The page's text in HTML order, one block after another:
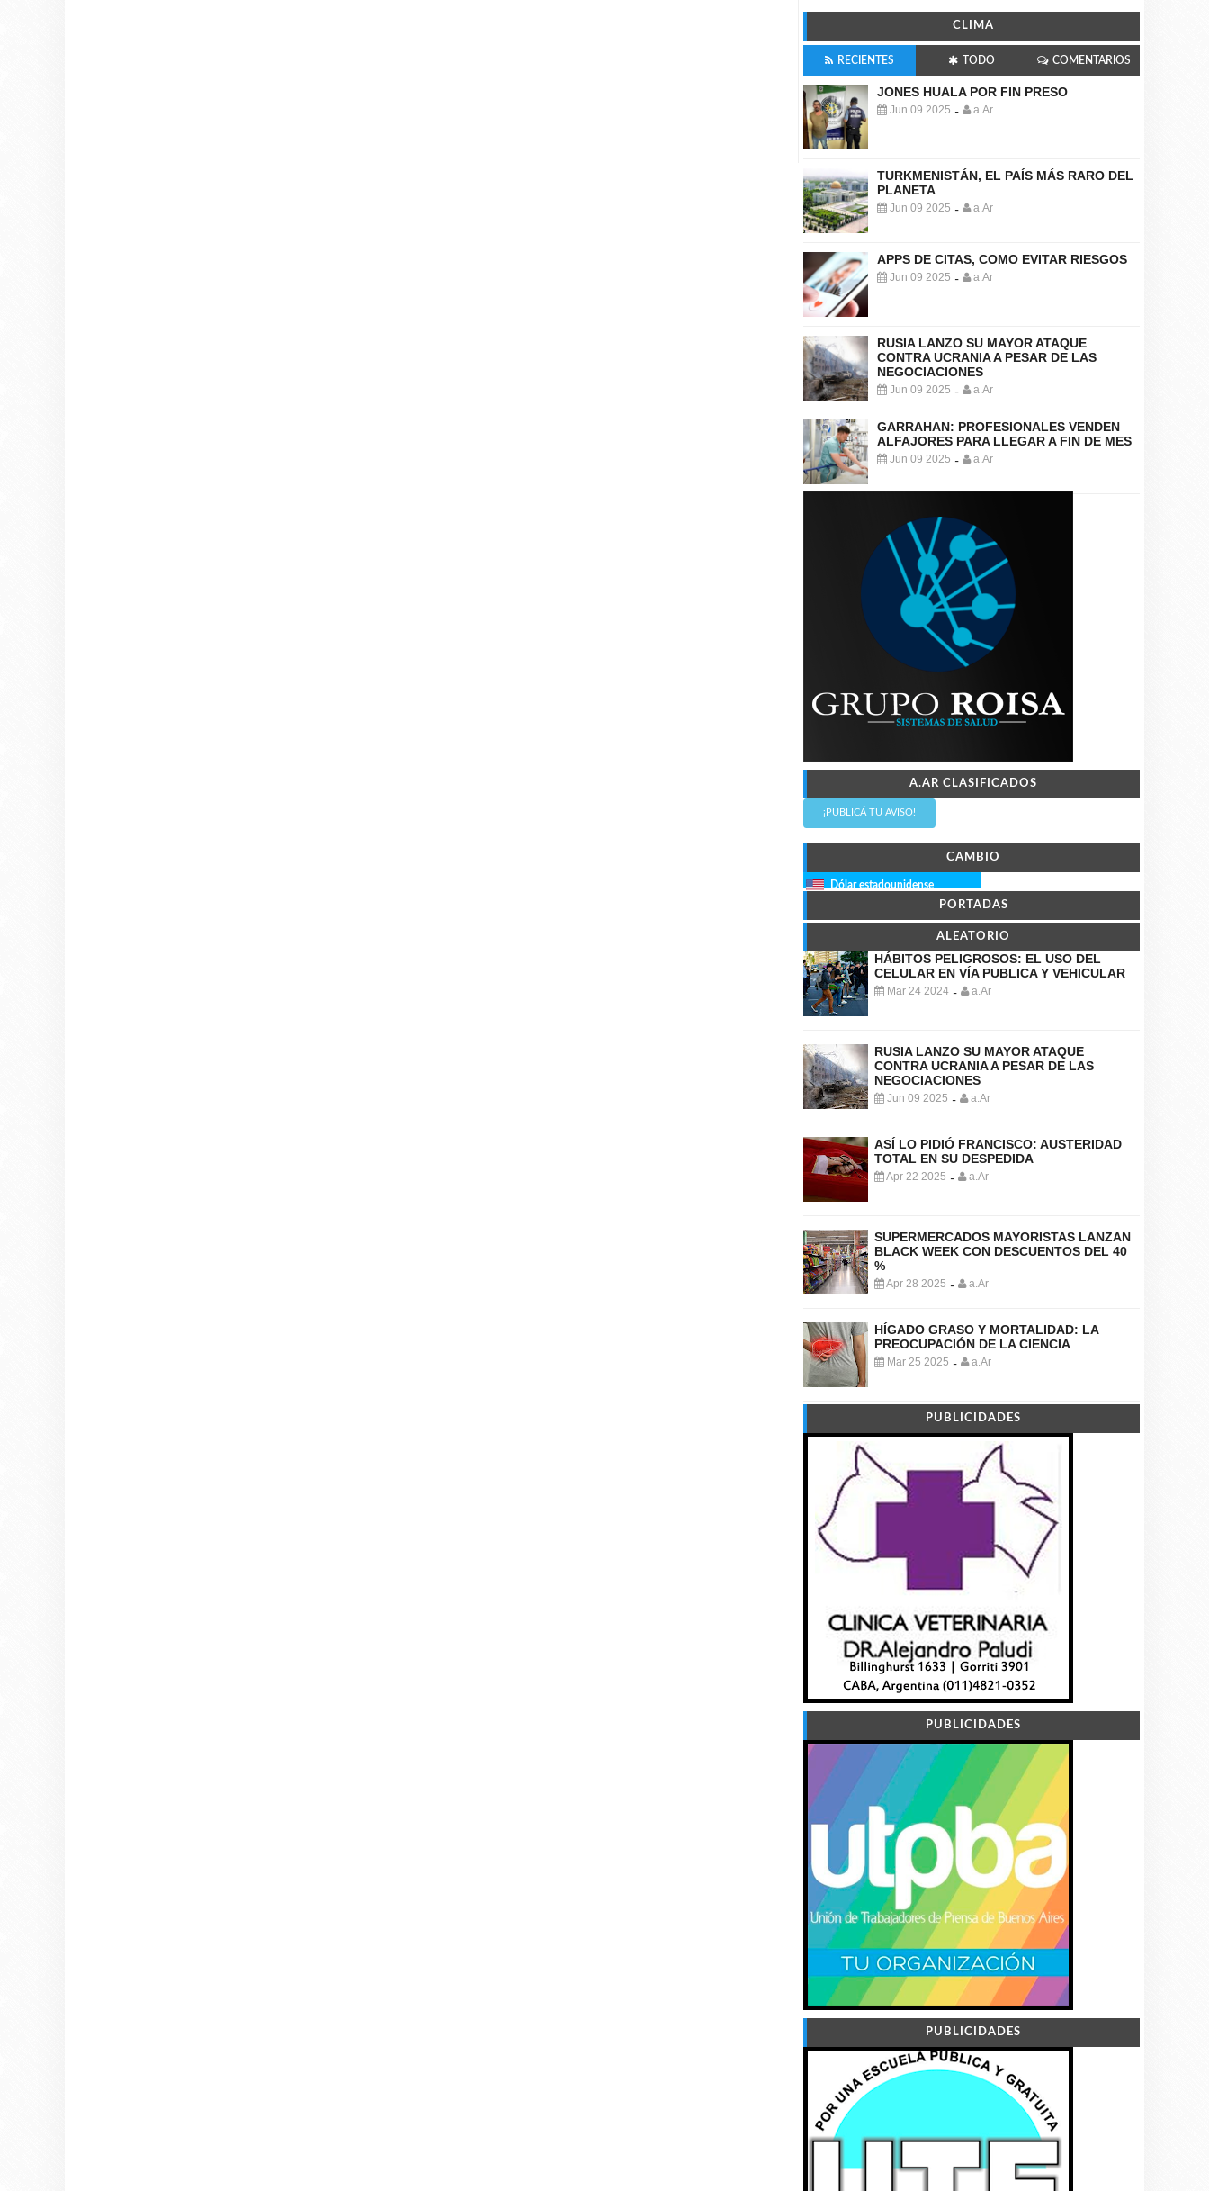
CLIMA
RECIENTES TODO COMENTARIOS
JONES HUALA POR FIN PRESO
Jun 09 2025 - a.Ar
TURKMENISTÁN, EL PAÍS MÁS RARO DEL
PLANETA
Jun 09 2025 - a.Ar
APPS DE CITAS, COMO EVITAR RIESGOS
Jun 09 2025 - a.Ar
RUSIA LANZO SU MAYOR ATAQUE
CONTRA UCRANIA A PESAR DE LAS
NEGOCIACIONES
Jun 09 2025 - a.Ar
GARRAHAN: PROFESIONALES VENDEN
ALFAJORES PARA LLEGAR A FIN DE MES
Jun 09 2025 - a.Ar
A.AR CLASIFICADOS
¡PUBLICÁ TU AVISO!
CAMBIO
Dólar estadounidense
PORTADAS
ALEATORIO
HÁBITOS PELIGROSOS: EL USO DEL
CELULAR EN VÍA PUBLICA Y VEHICULAR
Mar 24 2024 - a.Ar
RUSIA LANZO SU MAYOR ATAQUE
CONTRA UCRANIA A PESAR DE LAS
NEGOCIACIONES
Jun 09 2025 - a.Ar
ASÍ LO PIDIÓ FRANCISCO: AUSTERIDAD
TOTAL EN SU DESPEDIDA
Apr 22 2025 - a.Ar
SUPERMERCADOS MAYORISTAS LANZAN
BLACK WEEK CON DESCUENTOS DEL 40
%
Apr 28 2025 - a.Ar
HÍGADO GRASO Y MORTALIDAD: LA
PREOCUPACIÓN DE LA CIENCIA
Mar 25 2025 - a.Ar
PUBLICIDADES
PUBLICIDADES
PUBLICIDADES